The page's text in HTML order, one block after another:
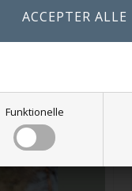
Funktionelle